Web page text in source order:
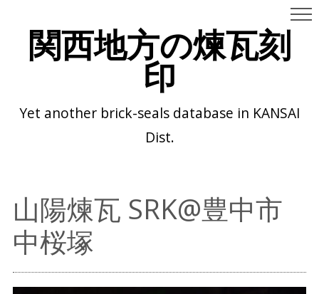
関西地方の煉瓦刻
印
Yet another brick-seals database in KANSAI
Dist.
山陽煉瓦 SRK@豊中市
中桜塚